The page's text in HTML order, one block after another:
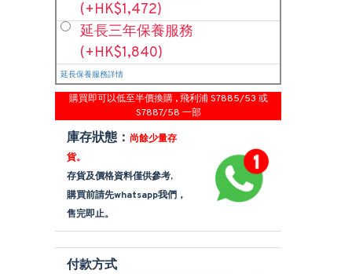
(+HK$1,472)
延長三年保養服務
(+HK$1,840)
延長保養服務詳情
購買即可以低至半價換購 , 飛利浦 S7885/53 或
S7887/58 一部
庫存狀態： 尚餘少量存
貨。
存貨及價格資料僅供參考,
購買前請先whatsapp我們，
售完即止。
付款方式